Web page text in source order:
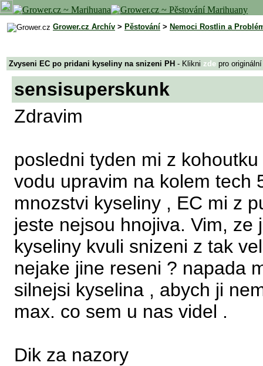
Grower.cz Archív > Pěstování > Nemoci Rostlin a
Zvyseni EC po pridani kyseliny na snizeni PH - Klikni zde pro
sensisuperskunk
Zdravim
posledni tyden mi z
vodu upravim na kolem tech
mnozstvi kyseliny , EC mi z
jeste nejsou hnojiva. Vim,
kyseliny kvuli snizeni z tak
nejake jine reseni ? napada
silnejsi kyselina , abych ji
max. co sem u nas videl .
Dik za nazory